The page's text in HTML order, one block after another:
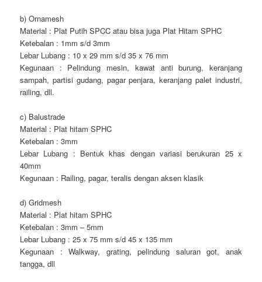
b) Ornamesh
Material : Plat Putih SPCC atau bisa juga Plat Hitam SPHC
Ketebalan : 1mm s/d 3mm
Lebar Lubang : 10 x 29 mm s/d 35 x 76 mm
Kegunaan : Pelindung mesin, kawat anti burung, keranjang
sampah, partisi gudang, pagar penjara, keranjang palet industri,
railing, dll.
c) Balustrade
Material : Plat hitam SPHC
Ketebalan : 3mm
Lebar Lubang : Bentuk khas dengan variasi berukuran 25 x
40mm
Kegunaan : Railing, pagar, teralis dengan aksen klasik
d) Gridmesh
Material : Plat hitam SPHC
Ketebalan : 3mm – 5mm
Lebar Lubang : 25 x 75 mm s/d 45 x 135 mm
Kegunaan : Walkway, grating, pelindung saluran got, anak
tangga, dll